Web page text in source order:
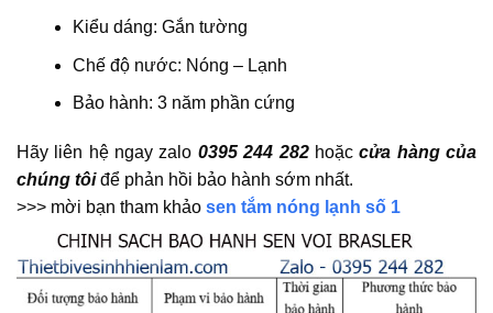
Kiểu dáng: Gắn tường
Chế độ nước: Nóng – Lạnh
Bảo hành: 3 năm phần cứng
Hãy liên hệ ngay zalo 0395 244 282hoặccửa hàng của
chúng tôiđể phản hồi bảo hành sớm nhất.
>>> mời bạn tham khảo sen tắm nóng lạnh số 1